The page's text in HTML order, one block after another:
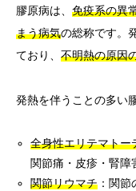
膠原病は、 免疫系の異
まう病気の総称です。
ており、 不明熱の原因
発熱を伴うことの多い
全身性エリテマトー
関節痛・皮疹・腎障
関節リウマチ ：関